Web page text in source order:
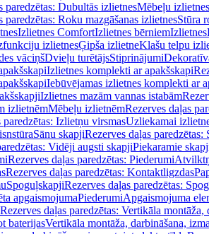
paredzētas: Dubultās izlietnesMēbeļu izlietnes
paredzētas: Roku mazgāšanas izlietnesStūra
Izlietnes ComfortIzlietnes bērniemIzlietnes
izlietnesĢipša izlietneKlašu telpu
vāciņšDvieļu turētājsStiprinājumi
Izlietnes komplekti ar apakšskapi
Iebūvējamas izlietnes komplekti ar
Izlietnes mazām vannas istabām
izlietnēmMēbeļu izlietnēmRezerves daļas
paredzētas: Izlietņu virsmasUzliekamai
Sānu skapjiRezerves daļas paredzētas:
Vidēji augsti skapjiPiekaramie
Rezerves daļas paredzētas: Piederumi
Rezerves daļas paredzētas: Kontaktligzdas
SpoguļskapjiRezerves daļas paredzētas:
apgaismojumaPiederumiApgaismojuma
Rezerves daļas paredzētas: Vertikāla
baterijasVertikāla montāža, darbināšana,